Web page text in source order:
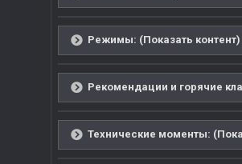
Режимы: (Показать контент)
Рекомендации и горячие
Технические моменты: